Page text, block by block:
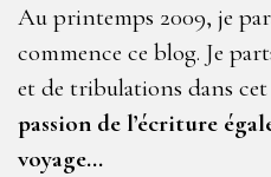
Au printemps 2009, je
commence ce blog. Je
et de tribulations dans cet
passion de l’écriture
voyage…